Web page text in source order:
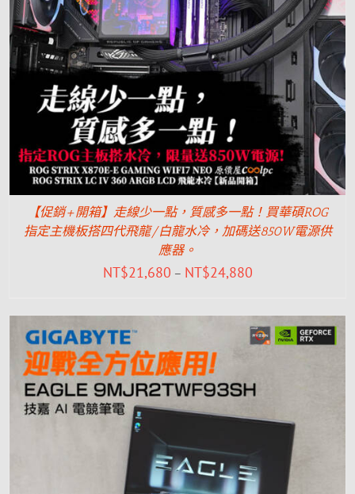
【促銷+開箱】走線少一點，質感多一點！買華碩ROG
指定主機板搭四代飛龍/白龍水冷，加碼送850W電源供
應器。
NT$21,680 – NT$24,880